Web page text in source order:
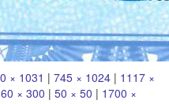
× 1031 | 745 × 1024 | 1117 ×
× 300 | 50 × 50 | 1700 ×